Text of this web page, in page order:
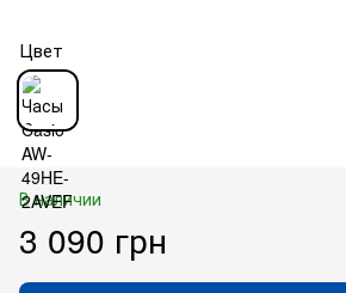
Цвет
В наличии
3 090 грн